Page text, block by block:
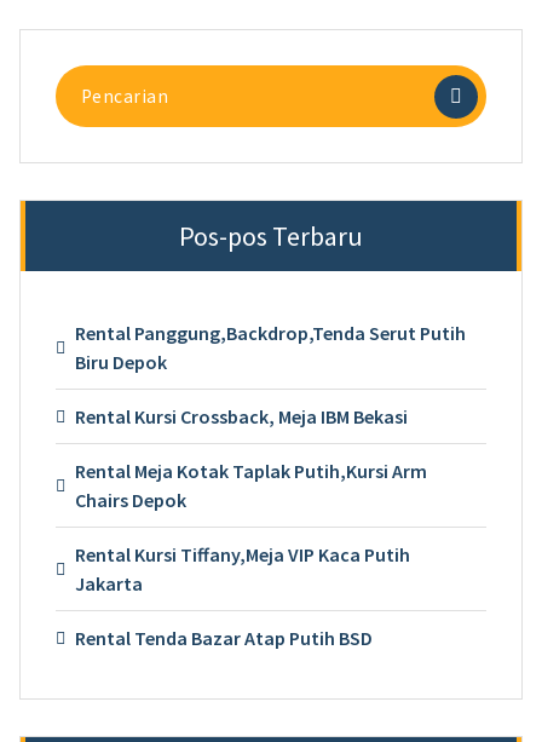
Pencarian
untuk:
Pos-pos Terbaru
Rental Panggung,Backdrop,Tenda Serut Putih
Biru Depok
Rental Kursi Crossback, Meja IBM Bekasi
Rental Meja Kotak Taplak Putih,Kursi Arm
Chairs Depok
Rental Kursi Tiffany,Meja VIP Kaca Putih
Jakarta
Rental Tenda Bazar Atap Putih BSD